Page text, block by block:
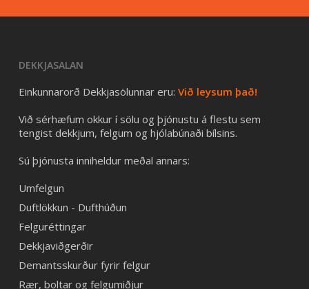
DEKKJASALAN
Einkunnarorð Dekkjasölunnar eru: Við leysum það!
Við sérhæfum okkur í sölu og þjónustu á flestu sem
tengist dekkjum, felgum og hjólabúnaði bílsins.
Sú þjónusta inniheldur meðal annars:
Umfelgun
Duftlökkun - Dufthúðun
Felguréttingar
Dekkjaviðgerðir
Demantsskurður fyrir felgur
Rær, boltar og felgumiðjur